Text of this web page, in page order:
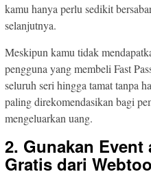
kamu hanya perlu sedikit
selanjutnya.
Meskipun kamu tidak
pengguna yang membeli Fast
seluruh seri hingga tamat tanpa
paling direkomendasikan bagi
mengeluarkan uang.
2. Gunakan
Gratis dari